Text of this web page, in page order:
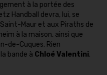
à la portée des
Handball devra, lui, se
Maur et aux Piraths de
à la maison, ainsi que
de-Cuques. Rien
bande à Chloé Valentini.